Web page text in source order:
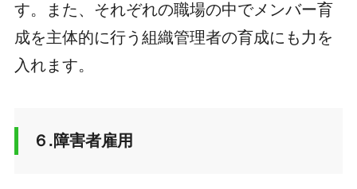
す。また、それぞれの職場の中でメンバー育
成を主体的に行う組織管理者の育成にも力を
入れます。
６.障害者雇用